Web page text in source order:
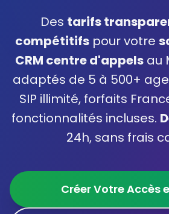
IA Conversationnelle
Gestion des Rendez-vous
Gestion des Rappels
🛡️ Sécurité
Des tarifs
compétitifs pour votre
CRM centre d'appelsau
adaptés de 5 à 500+
SIP illimité, forfaits
fonctionnalités incluses.
24h, sans frais
Créer Votre Accès